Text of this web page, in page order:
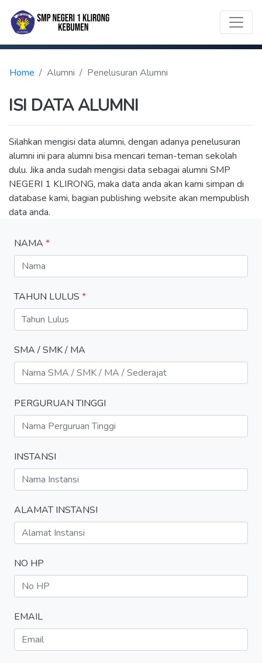
Home Alumni Penelusuran Alumni
ISI DATA ALUMNI
Silahkan mengisi data alumni, dengan adanya penelusuran
alumni ini para alumni bisa mencari teman-teman sekolah
dulu. Jika anda sudah mengisi data sebagai alumni SMP
NEGERI 1 KLIRONG, maka data anda akan kami simpan di
database kami, bagian publishing website akan mempublish
data anda.
NAMA *
TAHUN LULUS *
SMA / SMK / MA
PERGURUAN TINGGI
INSTANSI
ALAMAT INSTANSI
NO HP
EMAIL